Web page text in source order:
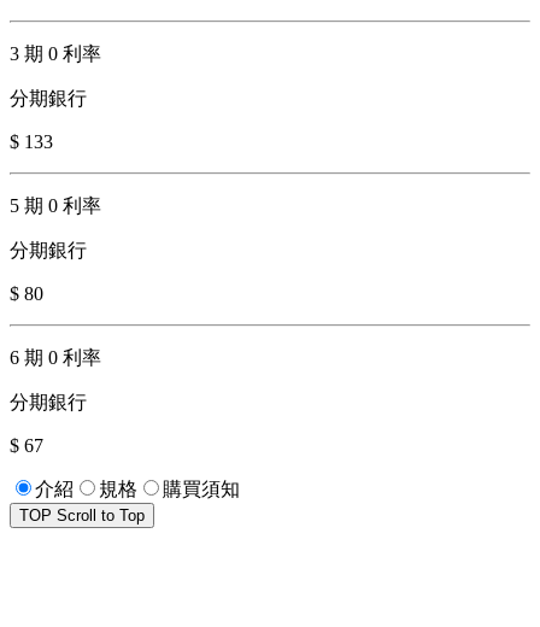
3 期 0 利率
分期銀行
$ 133
5 期 0 利率
分期銀行
$ 80
6 期 0 利率
分期銀行
$ 67
介紹 規格 購買須知
TOP Scroll to Top